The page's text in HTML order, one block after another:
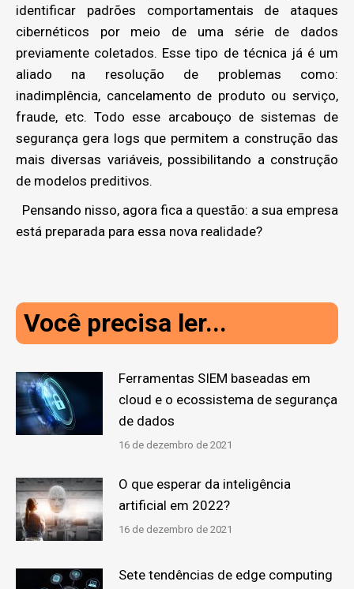
identificar padrões comportamentais de ataques
cibernéticos por meio de uma série de dados
previamente coletados. Esse tipo de técnica já é um
aliado na resolução de problemas como:
inadimplência, cancelamento de produto ou serviço,
fraude, etc. Todo esse arcabouço de sistemas de
segurança gera logs que permitem a construção das
mais diversas variáveis, possibilitando a construção
de modelos preditivos.
Pensando nisso, agora fica a questão: a sua empresa
está preparada para essa nova realidade?
Você precisa ler...
Ferramentas SIEM baseadas em
cloud e o ecossistema de segurança
de dados
16 de dezembro de 2021
O que esperar da inteligência
artificial em 2022?
16 de dezembro de 2021
Sete tendências de edge computing